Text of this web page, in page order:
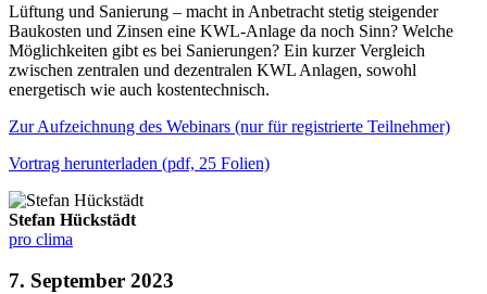
Lüftung und Sanierung – macht in Anbetracht stetig steigender
Baukosten und Zinsen eine KWL-Anlage da noch Sinn? Welche
Möglichkeiten gibt es bei Sanierungen? Ein kurzer Vergleich
zwischen zentralen und dezentralen KWL Anlagen, sowohl
energetisch wie auch kostentechnisch.
Zur Aufzeichnung des Webinars (nur für registrierte Teilnehmer)
Vortrag herunterladen (pdf, 25 Folien)
Stefan Hückstädt
pro clima
7. September 2023